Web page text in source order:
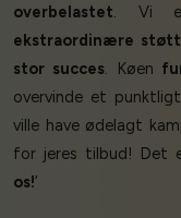
overbelastet. Vi er
ekstraordinære
stor succes. Køen
overvinde et
ville have ødelagt
for jeres tilbud! Det
os!’